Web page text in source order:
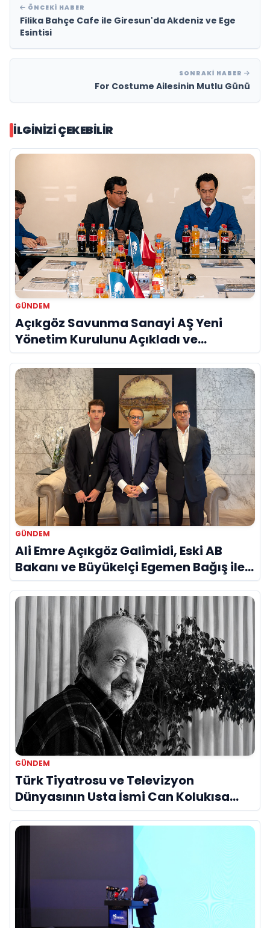
ÖNCEKI HABER
Filika Bahçe Cafe ile Giresun'da Akdeniz ve Ege
Esintisi
SONRAKI HABER
For Costume Ailesinin Mutlu Günü
İLGINIZI ÇEKEBILIR
GÜNDEM
Açıkgöz Savunma Sanayi AŞ Yeni
Yönetim Kurulunu Açıkladı ve
Savunma Sanayinde Küresel Vizyon
Vurgusu
GÜNDEM
Ali Emre Açıkgöz Galimidi, Eski AB
Bakanı ve Büyükelçi Egemen Bağış ile
Bir Araya Geldi
GÜNDEM
Türk Tiyatrosu ve Televizyon
Dünyasının Usta İsmi Can Kolukısa
Hayatını Kaybetti